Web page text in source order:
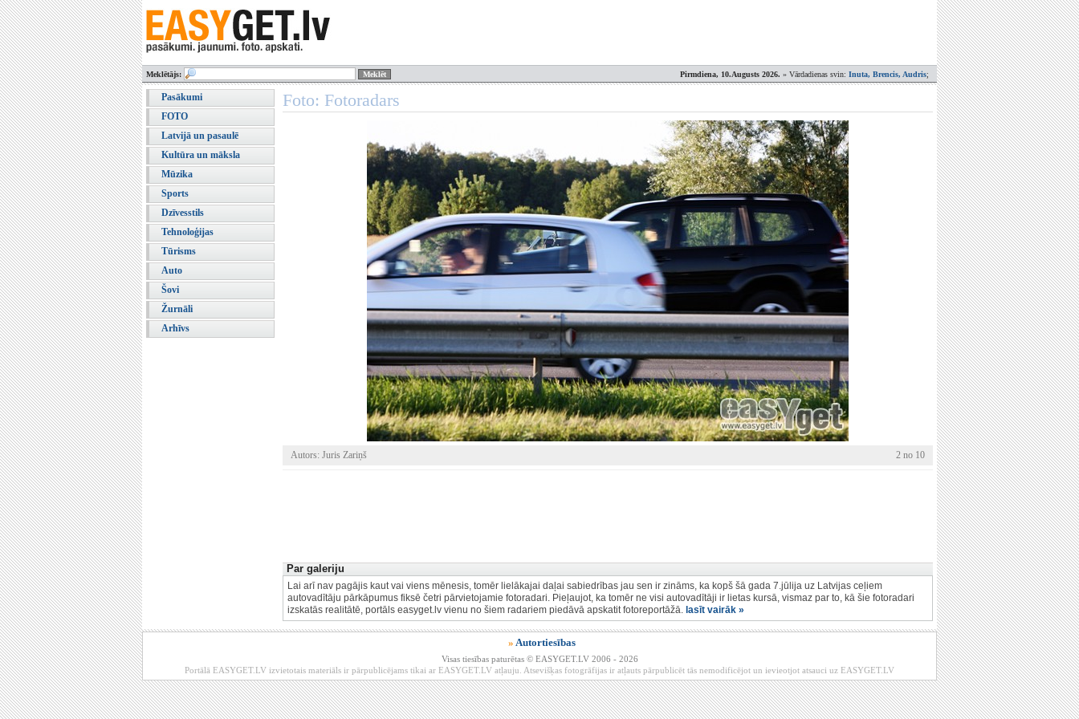
Pirmdiena, 10.Augusts 2026. » Vārdadienas svin: Inuta, Brencis, Audris;
Meklētājs:
Pasākumi
FOTO
Latvijā un pasaulē
Kultūra un māksla
Mūzika
Sports
Dzīvesstils
Tehnoloģijas
Tūrisms
Auto
Šovi
Žurnāli
Arhīvs
Foto: Fotoradars
Autors: Juris Zariņš 2 no 10
Par galeriju
Lai arī nav pagājis kaut vai viens mēnesis, tomēr lielākajai daļai sabiedrības jau sen ir zināms, ka kopš šā gada 7.jūlija uz Latvijas ceļiem
autovadītāju pārkāpumus fiksē četri pārvietojamie fotoradari. Pieļaujot, ka tomēr ne visi autovadītāji ir lietas kursā, vismaz par to, kā šie fotoradari
izskatās realitātē, portāls easyget.lv vienu no šiem radariem piedāvā apskatit fotoreportāžā. lasīt vairāk »
» Autortiesības
Visas tiesības paturētas © EASYGET.LV 2006 - 2026
Portālā EASYGET.LV izvietotais materiāls ir pārpublicējams tikai ar EASYGET.LV atļauju. Atsevišķas fotogrāfijas ir atļauts pārpublicēt tās nemodificējot un ievieotjot atsauci uz EASYGET.LV